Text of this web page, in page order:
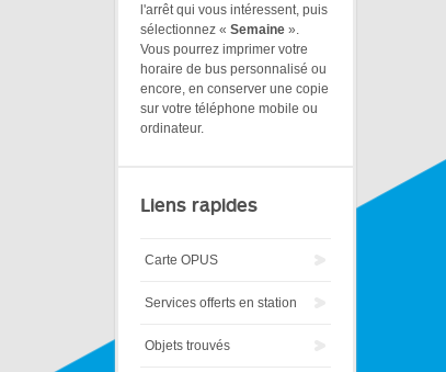
l'arrêt qui vous intéressent, puis
sélectionnez « Semaine ».
Vous pourrez imprimer votre
horaire de bus personnalisé ou
encore, en conserver une copie
sur votre téléphone mobile ou
ordinateur.
Liens rapides
Carte OPUS
Services offerts en station
Objets trouvés